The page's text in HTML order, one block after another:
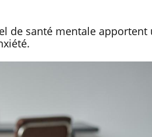
de santé mentale apportent